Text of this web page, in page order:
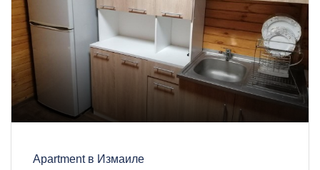
Apartment в Измаиле